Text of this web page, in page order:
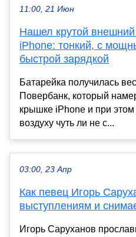
11:00, 21 Июн
Нашел крутой
iPhone: тонкий, с
быстрой зарядкой
Батарейка получилась
Повербанк, который
крышке iPhone и при этом
воздуху чуть ли не с...
03:00, 23 Апр
Как певец Игорь
выступлениям и
Игорь Саруханов